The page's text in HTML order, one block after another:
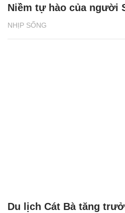
NHỊP SỐNG
Niềm tự hào của người
Du lịch Cát Bà tăng